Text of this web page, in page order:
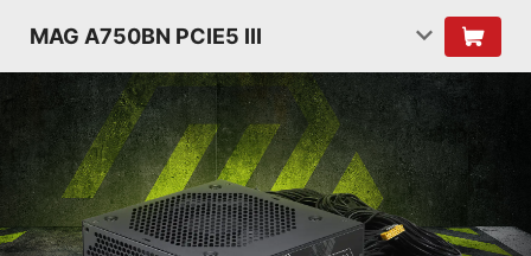
MAG A750BN PCIE5 III